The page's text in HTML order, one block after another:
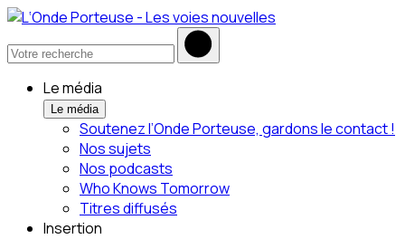
Le média
Le média
Soutenez l’Onde Porteuse, gardons le contact !
Nos sujets
Nos podcasts
Who Knows Tomorrow
Titres diffusés
Insertion